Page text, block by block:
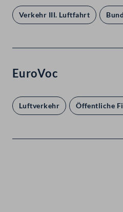
Verkehr III. Luftfahrt
EuroVoc
Luftverkehr Öffentliche